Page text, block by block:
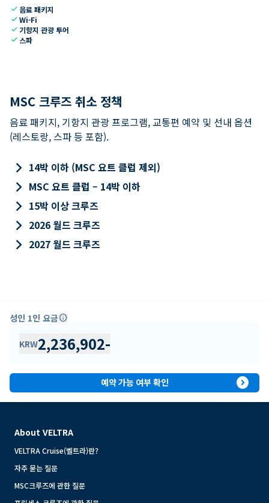
check 음료 패키지
checkWi-Fi
check 기항지 관광 투어
check 스파
MSC 크루즈 취소 정책
음료 패키지, 기항지 관광 프로그램, 교통편 예약 및 선내 옵션
(레스토랑, 스파 등 포함).
keyboard_arrow_right 14박 이하 (MSC 요트 클럽 제외)
keyboard_arrow_right MSC 요트 클럽 – 14박 이하
keyboard_arrow_right 15박 이상 크루즈
keyboard_arrow_right 2026 월드 크루즈
keyboard_arrow_right 2027 월드 크루즈
성인 1인 요금info
KRW2,236,902-
예약 가능 여부 확인 expand_circle_right
About VELTRA
VELTRA Cruise(벨트라)란?
자주 묻는 질문
MSC크루즈에 관한 질문